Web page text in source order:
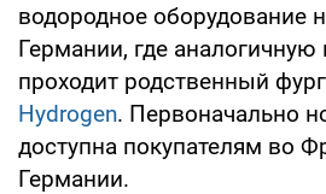
водородное оборудование
Германии, где аналогичную
проходит родственный
Hydrogen. Первоначально
доступна покупателям во
Германии.